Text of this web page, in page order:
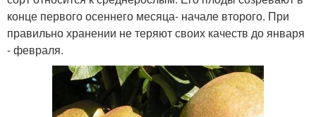
конце первого осеннего месяца- начале второго. При
правильно хранении не теряют своих качеств до января
- февраля.